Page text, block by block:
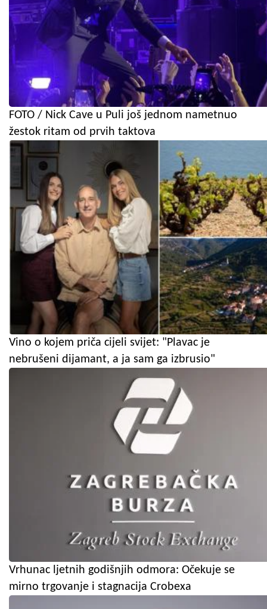
FOTO / Nick Cave u Puli još jednom nametnuo
žestok ritam od prvih taktova
Vino o kojem priča cijeli svijet: "Plavac je
nebrušeni dijamant, a ja sam ga izbrusio"
Vrhunac ljetnih godišnjih odmora: Očekuje se
mirno trgovanje i stagnacija Crobexa